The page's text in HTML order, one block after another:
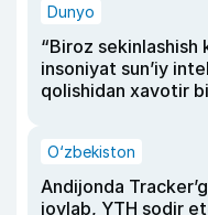
Dunyo
“Biroz sekinlashish
insoniyat sun’iy
qolishidan xavotir
O‘zbekiston
Andijonda
joylab, YTH sodir